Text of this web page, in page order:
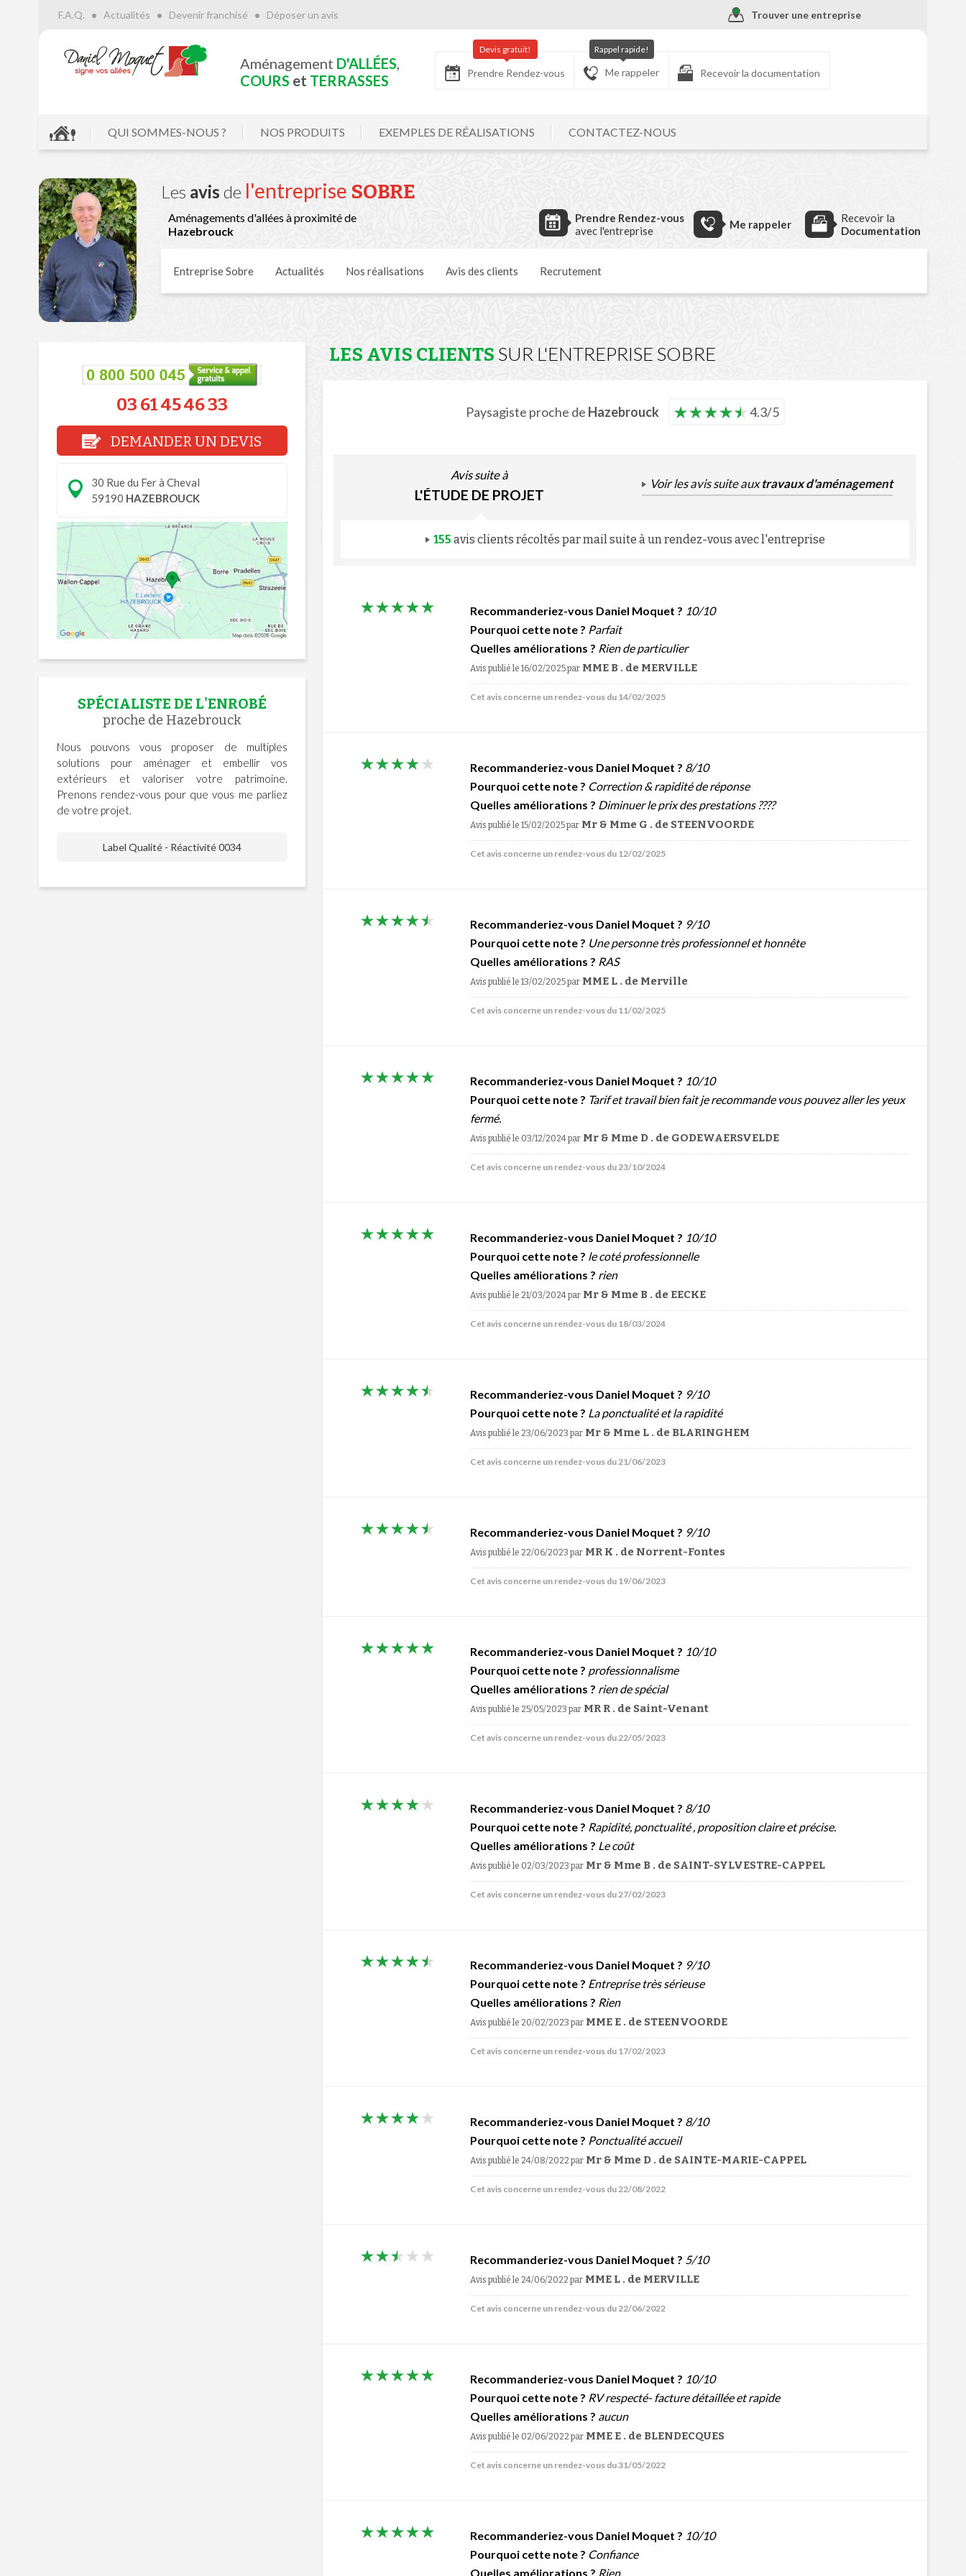
Trouver une entreprise
F.A.Q. Actualités Devenir franchisé Déposer un avis
Aménagement D'ALLÉES,
COURS et TERRASSES Prendre Rendez-vous
Devis gratuit!
Me rappeler
Rappel rapide!
Recevoir la documentation
QUI SOMMES-NOUS ? NOS PRODUITS EXEMPLES DE RÉALISATIONS CONTACTEZ-NOUS
Les avis de l'entreprise SOBRE
Aménagements d'allées à proximité de
Hazebrouck
Prendre Rendez-vous
avec l'entreprise
Me rappeler
Recevoir la
Documentation
Entreprise Sobre Actualités Nos réalisations Avis des clients Recrutement
03 61 45 46 33
DEMANDER UN DEVIS
30 Rue du Fer à Cheval
59190 HAZEBROUCK
SPÉCIALISTE DE L'ENROBÉ
proche de Hazebrouck
Nous pouvons vous proposer de multiples
solutions pour aménager et embellir vos
extérieurs et valoriser votre patrimoine.
Prenons rendez-vous pour que vous me parliez
de votre projet.
Label Qualité - Réactivité 0034
LES AVIS CLIENTS SUR L'ENTREPRISE SOBRE
Paysagiste proche de Hazebrouck 4.3/5
Avis suite à
L'ÉTUDE DE PROJET
Voir les avis suite auxtravaux d'aménagement
155 avis clients récoltés par mail suite à un rendez-vous avec l'entreprise
Recommanderiez-vous Daniel Moquet ? 10/10
Pourquoi cette note ? Parfait
Quelles améliorations ? Rien de particulier
Avis publié le 16/02/2025par MME B . de MERVILLE
Cet avis concerne un rendez-vous du 14/02/2025
Recommanderiez-vous Daniel Moquet ? 8/10
Pourquoi cette note ? Correction & rapidité de réponse
Quelles améliorations ? Diminuer le prix des prestations ????
Avis publié le 15/02/2025par Mr & Mme G . de STEENVOORDE
Cet avis concerne un rendez-vous du 12/02/2025
Recommanderiez-vous Daniel Moquet ? 9/10
Pourquoi cette note ? Une personne très professionnel et honnête
Quelles améliorations ? RAS
Avis publié le 13/02/2025par MME L . de Merville
Cet avis concerne un rendez-vous du 11/02/2025
Recommanderiez-vous Daniel Moquet ? 10/10
Pourquoi cette note ? Tarif et travail bien fait je recommande vous pouvez aller les yeux
fermé.
Avis publié le 03/12/2024par Mr & Mme D . de GODEWAERSVELDE
Cet avis concerne un rendez-vous du 23/10/2024
Recommanderiez-vous Daniel Moquet ? 10/10
Pourquoi cette note ? le coté professionnelle
Quelles améliorations ? rien
Avis publié le 21/03/2024par Mr & Mme B . de EECKE
Cet avis concerne un rendez-vous du 18/03/2024
Recommanderiez-vous Daniel Moquet ? 9/10
Pourquoi cette note ? La ponctualité et la rapidité
Avis publié le 23/06/2023 par Mr & Mme L . de BLARINGHEM
Cet avis concerne un rendez-vous du 21/06/2023
Recommanderiez-vous Daniel Moquet ? 9/10
Avis publié le 22/06/2023 par MR K . de Norrent-Fontes
Cet avis concerne un rendez-vous du 19/06/2023
Recommanderiez-vous Daniel Moquet ? 10/10
Pourquoi cette note ? professionnalisme
Quelles améliorations ? rien de spécial
Avis publié le 25/05/2023 par MR R . de Saint-Venant
Cet avis concerne un rendez-vous du 22/05/2023
Recommanderiez-vous Daniel Moquet ? 8/10
Pourquoi cette note ? Rapidité, ponctualité , proposition claire et précise.
Quelles améliorations ? Le coût
Avis publié le 02/03/2023 par Mr & Mme B . de SAINT-SYLVESTRE-CAPPEL
Cet avis concerne un rendez-vous du 27/02/2023
Recommanderiez-vous Daniel Moquet ? 9/10
Pourquoi cette note ? Entreprise très sérieuse
Quelles améliorations ? Rien
Avis publié le 20/02/2023 par MME E . de STEENVOORDE
Cet avis concerne un rendez-vous du 17/02/2023
Recommanderiez-vous Daniel Moquet ? 8/10
Pourquoi cette note ? Ponctualité accueil
Avis publié le 24/08/2022 par Mr & Mme D . de SAINTE-MARIE-CAPPEL
Cet avis concerne un rendez-vous du 22/08/2022
Recommanderiez-vous Daniel Moquet ? 5/10
Avis publié le 24/06/2022 par MME L . de MERVILLE
Cet avis concerne un rendez-vous du 22/06/2022
Recommanderiez-vous Daniel Moquet ? 10/10
Pourquoi cette note ? RV respecté- facture détaillée et rapide
Quelles améliorations ? aucun
Avis publié le 02/06/2022 par MME E . de BLENDECQUES
Cet avis concerne un rendez-vous du 31/05/2022
Recommanderiez-vous Daniel Moquet ? 10/10
Pourquoi cette note ? Confiance
Quelles améliorations ? Rien